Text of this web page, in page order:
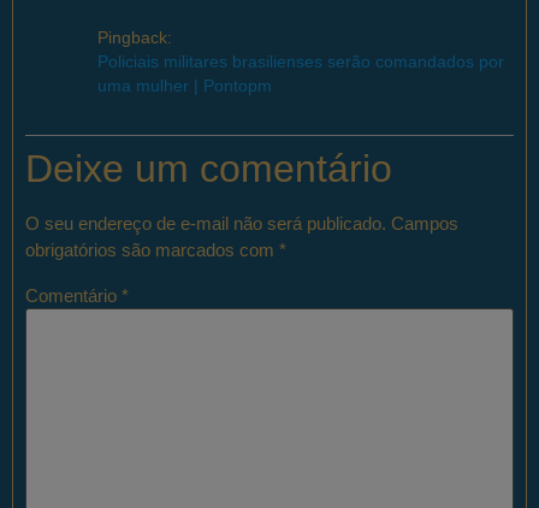
Pingback:
Policiais militares brasilienses serão comandados por
uma mulher | Pontopm
Deixe um comentário
O seu endereço de e-mail não será publicado. Campos
obrigatórios são marcados com *
Comentário *